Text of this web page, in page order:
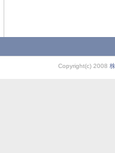
Copyright(c) 2008